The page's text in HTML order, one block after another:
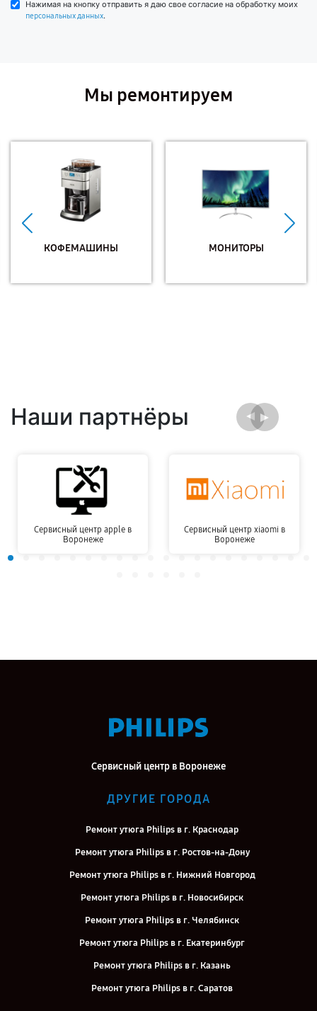
Нажимая на кнопку отправить я даю свое согласие на обработку моих
персональных данных.
Мы ремонтируем
КОФЕМАШИНЫ МОНИТОРЫ
Наши партнёры
Сервисный центр apple в
Воронеже
Сервисный центр xiaomi в
Воронеже
Сервисный центр в Воронеже
ДРУГИЕ ГОРОДА
Ремонт утюга Philips в г. Краснодар
Ремонт утюга Philips в г. Ростов-на-Дону
Ремонт утюга Philips в г. Нижний Новгород
Ремонт утюга Philips в г. Новосибирск
Ремонт утюга Philips в г. Челябинск
Ремонт утюга Philips в г. Екатеринбург
Ремонт утюга Philips в г. Казань
Ремонт утюга Philips в г. Саратов